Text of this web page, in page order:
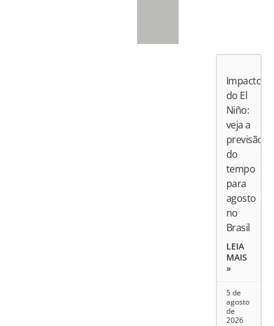
Impactos
do El
Niño:
veja a
previsão
do
tempo
para
agosto
no
Brasil
LEIA
MAIS
»
5 de
agosto
de
2026